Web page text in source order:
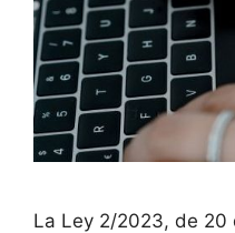
La Ley 2/2023, de 20